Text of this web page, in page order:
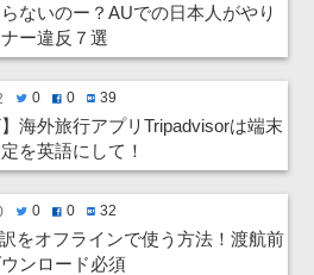
ないのー？AUでの日本人がやり
ー違反７選
twitter0 facebook0 hatenabookmark39
】海外旅行アプリTripadvisorは端末
を英語にして！
twitter0 facebook0 hatenabookmark32
をオフラインで使う方法！渡航前
ンロード必須